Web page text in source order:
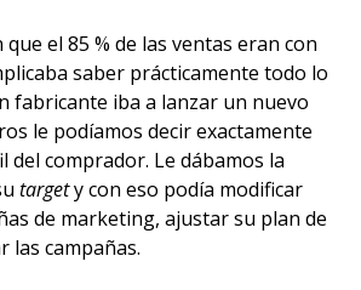
el 85 % de las ventas eran con
saber prácticamente todo lo
fabricante iba a lanzar un nuevo
le podíamos decir exactamente
del comprador. Le dábamos la
targety con eso podía modificar
de marketing, ajustar su plan de
las campañas.